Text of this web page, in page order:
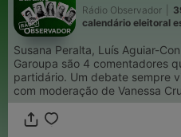
Rádio Observador
calendário eleitoral
Susana Peralta, Luís Aguiar-
Garoupa são 4 comentadores
partidário. Um debate sempre
com moderação de Vanessa